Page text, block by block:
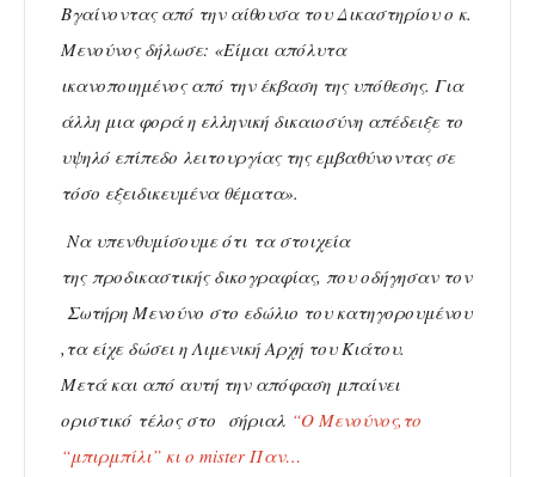
Βγαίνοντας από την αίθουσα του Δικαστηρίου ο κ.
Μενούνος δήλωσε: «Είμαι απόλυτα
ικανοποιημένος από την έκβαση της υπόθεσης. Για
άλλη μια φορά η ελληνική δικαιοσύνη απέδειξε το
υψηλό επίπεδο λειτουργίας της εμβαθύνοντας σε
τόσο εξειδικευμένα θέματα».
Να υπενθυμίσουμε ότι τα στοιχεία
της προδικαστικής δικογραφίας, που οδήγησαν τον
Σωτήρη Μενούνο στο εδώλιο του κατηγορουμένου
,τα είχε δώσει η Λιμενική Αρχή του Κιάτου.
Μετά και από αυτή την απόφαση μπαίνει
οριστικό τέλος στο σήριαλ “Ο Μενούνος,το
“μπιρμπίλι” κι ο mister Παν…